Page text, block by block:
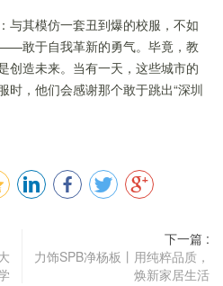
与其模仿一套丑到爆的校服，不如
敢于自我革新的勇气。毕竟，教
创造未来。当有一天，这些城市的
时，他们会感谢那个敢于跳出“深圳
下一篇 :
力饰SPB净杨板丨用纯粹品质，
焕新家居生活